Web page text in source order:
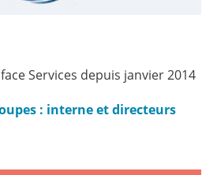
Services depuis janvier 2014
: interne et directeurs